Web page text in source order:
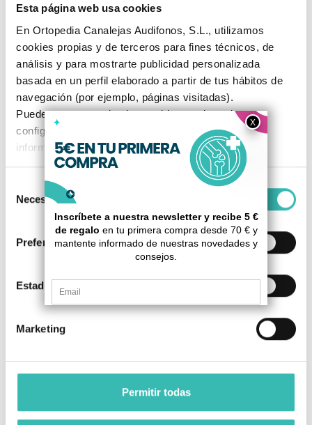
Esta página web usa cookies
En Ortopedia Canalejas Audifonos, S.L., utilizamos
cookies propias y de terceros para fines técnicos, de
análisis y para mostrarte publicidad personalizada
basada en un perfil elaborado a partir de tus hábitos de
navegación (por ejemplo, páginas visitadas).
Puedes aceptar todas las cookies, rechazarlas o
configurarlas según tus preferencias. Para más
información, consulta nuestra Política de Cookies
Selección
consentimiento
Necesarias
Preferencias
Estadística
Marketing
Permitir todas
Panel intuitivo
Todos los mandos al alcance de la mano
para máxima comodidad.
Seguridad total
Frenos electromagnéticos y ruedas
antivuelco para mayor seguridad.
Movilidad reducida
Personas con movilidad reducida o
recuperar independencia y libertad de
movimiento.